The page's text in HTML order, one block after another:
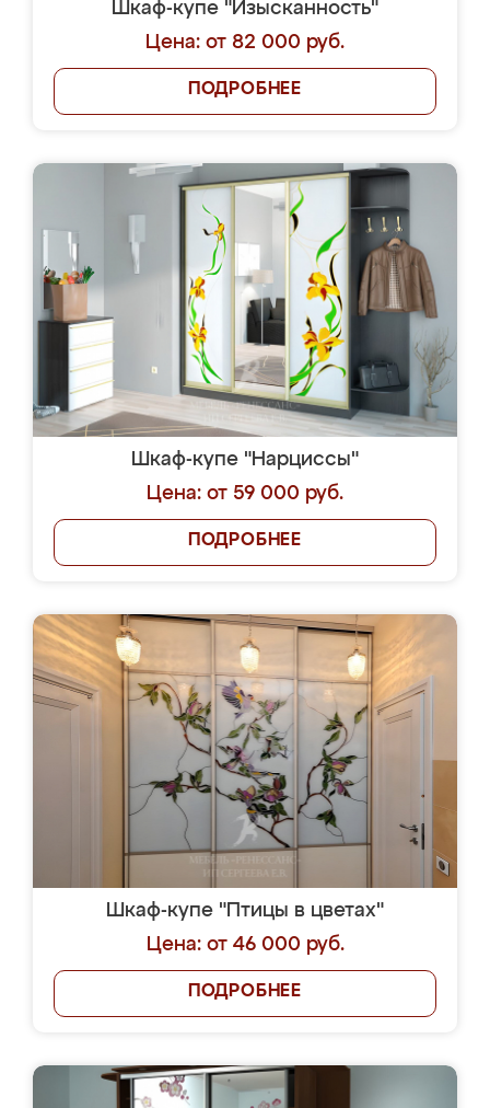
Шкаф-купе "Изысканность"
Цена: от 82 000 руб.
ПОДРОБНЕЕ
Шкаф-купе "Нарциссы"
Цена: от 59 000 руб.
ПОДРОБНЕЕ
Шкаф-купе "Птицы в цветах"
Цена: от 46 000 руб.
ПОДРОБНЕЕ